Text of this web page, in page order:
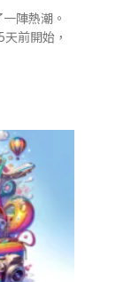
陣熱潮。
前開始，